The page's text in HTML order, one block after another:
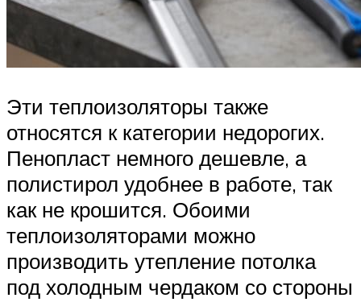
Эти теплоизоляторы также
относятся к категории недорогих.
Пенопласт немного дешевле, а
полистирол удобнее в работе, так
как не крошится. Обоими
теплоизоляторами можно
производить утепление потолка
под холодным чердаком со стороны